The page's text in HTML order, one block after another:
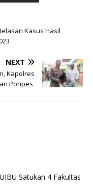
Kasus Hasil
NEXT
Kapolres
Ponpes
Satukan 4 Fakultas